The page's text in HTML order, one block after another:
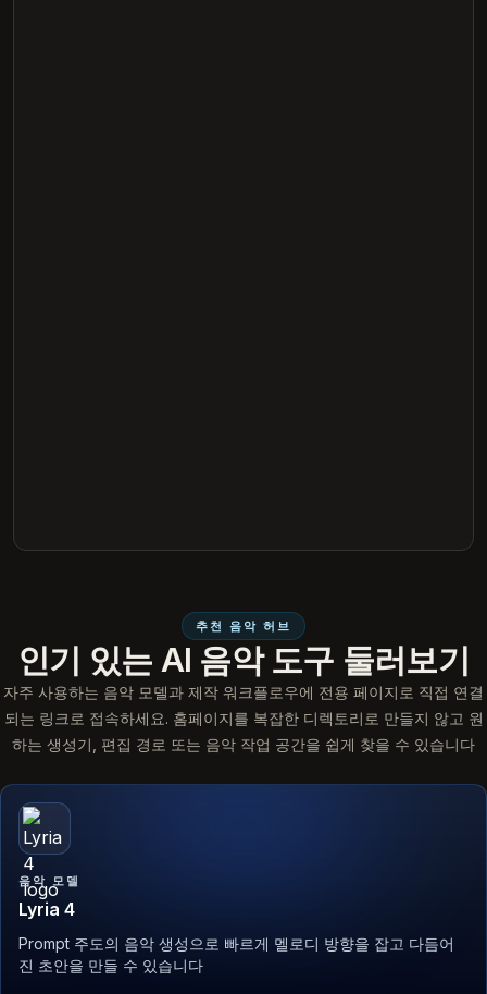
추천 음악 허브
인기 있는 AI 음악 도구 둘러보기
자주 사용하는 음악 모델과 제작 워크플로우에 전용 페이지로 직접 연결
되는 링크로 접속하세요. 홈페이지를 복잡한 디렉토리로 만들지 않고 원
하는 생성기, 편집 경로 또는 음악 작업 공간을 쉽게 찾을 수 있습니다
음악 모델
Lyria 4
Prompt 주도의 음악 생성으로 빠르게 멜로디 방향을 잡고 다듬어
진 초안을 만들 수 있습니다